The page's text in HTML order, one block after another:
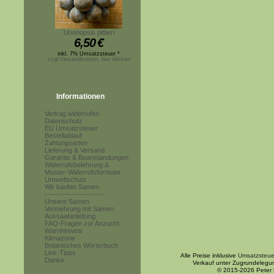
Unonopsis pittieri
6,50€
inkl. 7% Umsatzsteuer *
zzgl.Versandkosten, hier klicken
Informationen
Vertrag widerrufen
Datenschutz
EU Umsatzsteuer
Bestellablauf
Zahlungsarten
Lieferung & Versand
Garantie & Beanstandungen
Widerrufsbelehrung &
Muster-Widerrufsformular
Umweltschutz
Wir kaufen Samen
------------------------
Unsere Samen
Vermehrung mit Samen
Aussaatanleitung
FAQ-Fragen zur Anzucht
Warnhinweis
Klimazone
Botanisches Wörterbuch
Link-Tipps
Danke
Alle Preise inklusive
Verkauf unter
© 2015-2026 Peter